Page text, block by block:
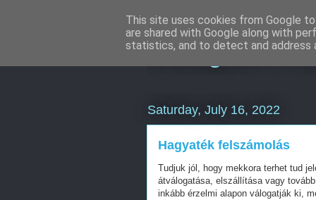
Instagram
Saturday, July 16, 2022
Hagyaték felszámolás
Tudjuk jól, hogy mekkora terhet tud
átválogatása, elszállítása vagy
inkább érzelmi alapon válogatják ki,
This site uses cookies from Google
are shared with Google along with
statistics, and to detect and address